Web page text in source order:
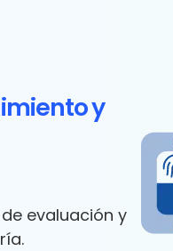
y
evaluación y